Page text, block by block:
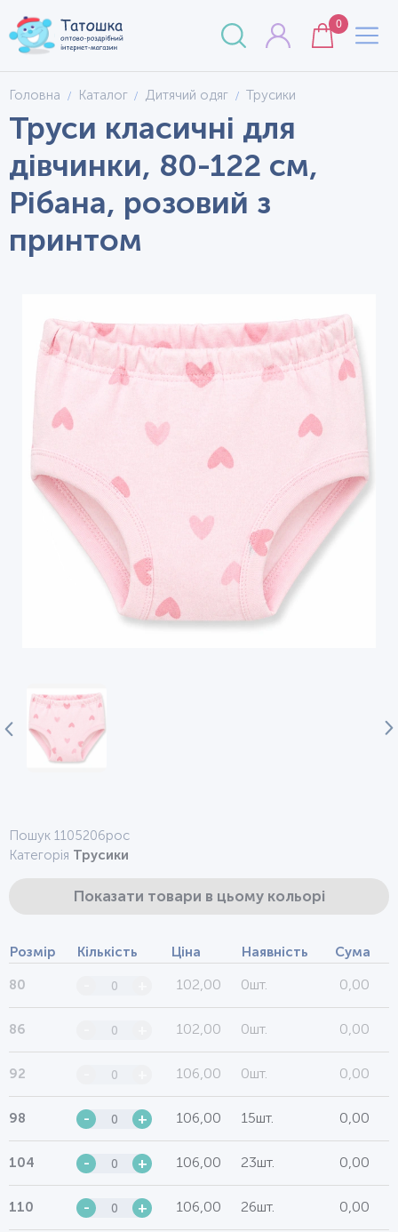
0
Головна Каталог Дитячий одяг Трусики
Труси класичні для
дівчинки, 80-122 см,
Рібана, розовий з
принтом
Пошук 1105206рос
Категорія Трусики
Показати товари в цьому кольорі
Розмір Кількість Ціна Наявність Сума
80 102,00 0шт. 0,00
86 102,00 0шт. 0,00
92 106,00 0шт. 0,00
98 - + 106,00 15шт. 0,00
104 - + 106,00 23шт. 0,00
110 - + 106,00 26шт. 0,00